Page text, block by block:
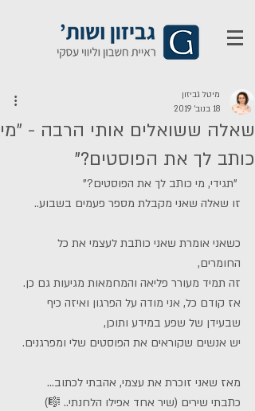
שאלה ששואלים אותי הרבה - "מי
כותב לך את הפוסטים?"
מיטל גביזון
18 בנוב׳ 2019
זו שאלה שאני מקבלת מספר פעמים בשבוע..
כשאני אומרת שאני כותבת לעצמי את כל
החומרים,
זה תמיד מעורר פליאה והמחמאות מגיעות גם כן.
אז קודם כל, אני מודה על הפרגון ואיזה כיף
שבעידן של שפע במידע ותוכן,
יש אנשים שקוראים את הפוסטים שלי ומפרגנים.
מאז שאני זוכרת את עצמי, אהבתי לכתוב...
כתבתי שירים (שיר אחד אפילו הלחנתי.. 🎼)